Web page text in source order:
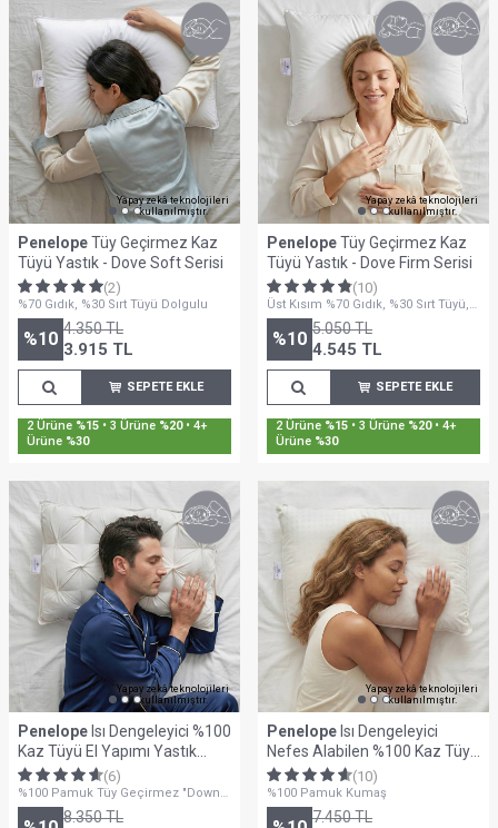
Yapay zekâ teknolojileri
kullanılmıştır.
PenelopeTüy Geçirmez Kaz
Tüyü Yastık - Dove Soft Serisi
(2)
%70 Gıdık, %30 Sırt Tüyü Dolgulu
%10 4.350TL
3.915 TL
SEPETE EKLE
Sepette %30'a Varan İndirim
Yapay zekâ teknolojileri
kullanılmıştır.
PenelopeTüy Geçirmez Kaz
Tüyü Yastık - Dove Firm Serisi
(10)
Üst Kısım %70 Gıdık, %30 Sırt Tüyü,
Alt Kısım %30 Gıdık, %70 Sırt Tüyü
%10 5.050TL
4.545 TL
SEPETE EKLE
Sepette %30'a Varan İndirim
Yapay zekâ teknolojileri
kullanılmıştır.
Penelope Isı Dengeleyici %100
Kaz Tüyü El Yapımı Yastık
50x70 cm - Innovia Serisi
(6)
%100 Pamuk Tüy Geçirmez "down
Proof" Kumaş
8.350TL
Yapay zekâ teknolojileri
kullanılmıştır.
Penelope Isı Dengeleyici
Nefes Alabilen %100 Kaz Tüyü
Dolgulu Yastık - Twin Luxe
(10)
%100 Pamuk Kumaş
7.450TL